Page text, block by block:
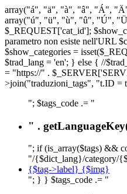
array("á", "ä", "à", "â", "Á",
array("ú", "ü", "ù", "û", "Ú",
$_REQUEST['cat_id'];
parametro non esiste nell'URL
$show_categories =
$trad_lang = 'en'; } else { //
= "https://" .
>join("traduzioni_tags", "t.ID =
"; $tags_code .= "
" .
"; if (is_array($tags) &&
"/{$dict_lang}/category/
{$tag->label} {$img}
"; } } $tags_code .= "